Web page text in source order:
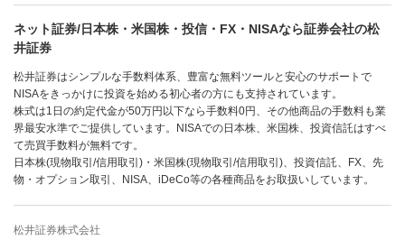
ネット証券/日本株・米国株・投信・FX・NISAなら証券会社の松
井証券
松井証券はシンプルな手数料体系、豊富な無料ツールと安心のサポートで
NISAをきっかけに投資を始める初心者の方にも支持されています。
株式は1日の約定代金が50万円以下なら手数料0円、その他商品の手数料も業
界最安水準でご提供しています。NISAでの日本株、米国株、投資信託はすべ
て売買手数料が無料です。
日本株(現物取引/信用取引)・米国株(現物取引/信用取引)、投資信託、FX、先
物・オプション取引、NISA、iDeCo等の各種商品をお取扱いしています。
松井証券株式会社